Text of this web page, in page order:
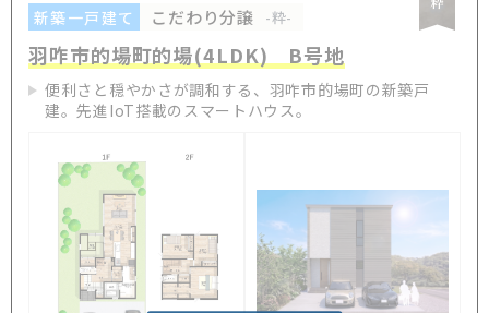
新築一戸建て こだわり分譲 -粋-
羽咋市的場町的場(4LDK) B号地
便利さと穏やかさが調和する、羽咋市的場町の新築戸
建。先進IoT搭載のスマートハウス。